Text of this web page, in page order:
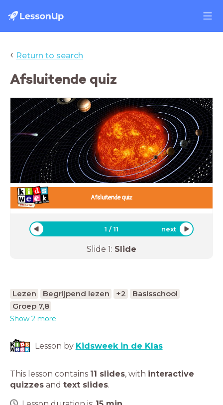
‹ Return to search
Afsluitende quiz
Afsluitende quiz
1 /11 next
Slide 1: Slide
Lezen Begrijpend lezen +2
Basisschool
Groep 7,8
Show 2 more
Lesson by Kidsweek in de Klas
This lesson contains 11 slides, with interactive
quizzes and text slides.